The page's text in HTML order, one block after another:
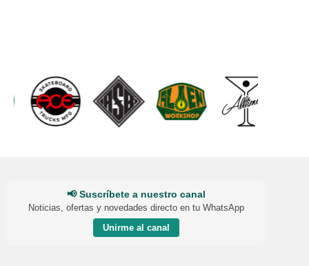
📢 Suscríbete a nuestro canal
Noticias, ofertas y novedades directo en tu WhatsApp
Unirme al canal